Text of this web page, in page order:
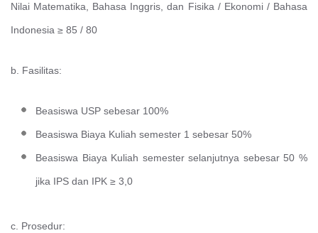
Nilai Matematika, Bahasa Inggris, dan Fisika / Ekonomi / Bahasa
Indonesia ≥ 85 / 80
b. Fasilitas:
Beasiswa USP sebesar 100%
Beasiswa Biaya Kuliah semester 1 sebesar 50%
Beasiswa Biaya Kuliah semester selanjutnya sebesar 50 %
jika IPS dan IPK ≥ 3,0
c. Prosedur: